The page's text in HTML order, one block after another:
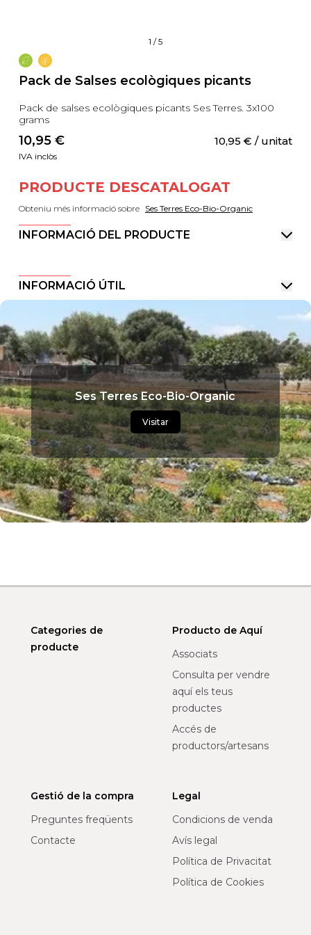
1 /5
Pack de Salses ecològiques picants
Pack de salses ecològiques picants Ses Terres. 3x100
grams
10,95 € 10,95 € / unitat
IVA inclòs
PRODUCTE DESCATALOGAT
Obteniu més informació sobre Ses Terres Eco-Bio-Organic
INFORMACIÓ DEL PRODUCTE
INFORMACIÓ ÚTIL
Ses Terres Eco-Bio-Organic
Visitar
Categories de
producte
Producto de Aquí
Associats
Consulta per vendre
aquí els teus
productes
Accés de
productors/artesans
Gestió de la compra
Preguntes freqüents
Contacte
Legal
Condicions de venda
Avís legal
Política de Privacitat
Política de Cookies